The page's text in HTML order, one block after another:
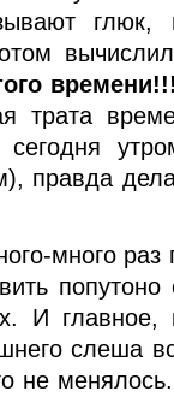
глюк,
трата
правда
много раз
И
слеша
не